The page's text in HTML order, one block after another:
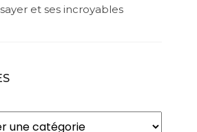
et ses incroyables